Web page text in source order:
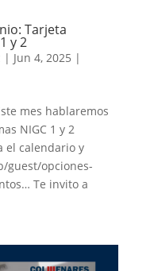
Tarjeta
y 2
| Jun 4, 2025 |
mes hablaremos
NIGC 1 y 2
el calendario y
guest/opciones-
Te invito a